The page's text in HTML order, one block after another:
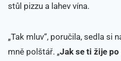
stůl pizzu a lahev vína.
„Tak mluv“, poručila, sedla si
mně polštář. „Jak se ti žije